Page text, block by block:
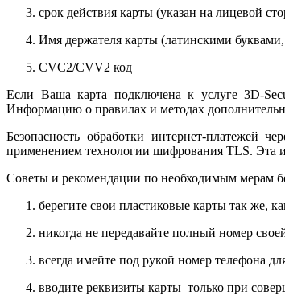
срок действия карты (указан на лицевой
Имя держателя карты (латинскими
CVC2/CVV2 код
Если Ваша карта подключена к услуге 3D-
Информацию о правилах и методах
Безопасность обработки интернет-платежей
применением технологии шифрования TLS. Эта
Советы и рекомендации по необходимым мерам
берегите свои пластиковые карты так же,
никогда не передавайте полный номер
всегда имейте под рукой номер телефона
вводите реквизиты карты только при